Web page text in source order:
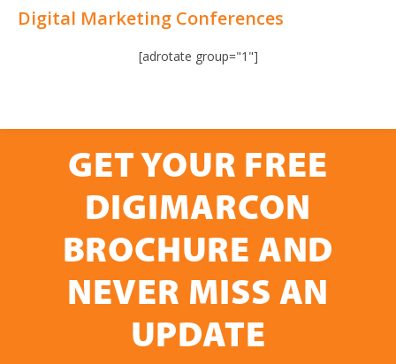
Digital Marketing Conferences
[adrotate group="1"]
GET YOUR FREE
DIGIMARCON
BROCHURE AND
NEVER MISS AN
UPDATE